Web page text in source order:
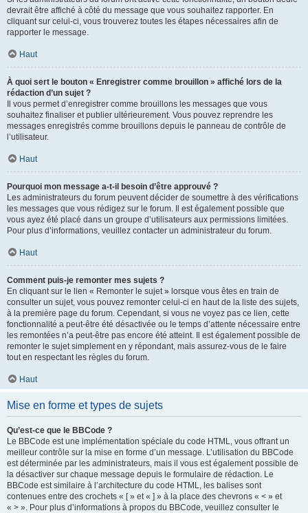
devrait être affiché à côté du message que vous souhaitez rapporter. En
cliquant sur celui-ci, vous trouverez toutes les étapes nécessaires afin de
rapporter le message.
Haut
À quoi sert le bouton « Enregistrer comme brouillon » affiché lors de la
rédaction d’un sujet ?
Il vous permet d’enregistrer comme brouillons les messages que vous
souhaitez finaliser et publier ultérieurement. Vous pouvez reprendre les
messages enregistrés comme brouillons depuis le panneau de contrôle de
l’utilisateur.
Haut
Pourquoi mon message a-t-il besoin d’être approuvé ?
Les administrateurs du forum peuvent décider de soumettre à des vérifications
les messages que vous rédigez sur le forum. Il est également possible que
vous ayez été placé dans un groupe d’utilisateurs aux permissions limitées.
Pour plus d’informations, veuillez contacter un administrateur du forum.
Haut
Comment puis-je remonter mes sujets ?
En cliquant sur le lien « Remonter le sujet » lorsque vous êtes en train de
consulter un sujet, vous pouvez remonter celui-ci en haut de la liste des sujets,
à la première page du forum. Cependant, si vous ne voyez pas ce lien, cette
fonctionnalité a peut-être été désactivée ou le temps d’attente nécessaire entre
les remontées n’a peut-être pas encore été atteint. Il est également possible de
remonter le sujet simplement en y répondant, mais assurez-vous de le faire
tout en respectant les règles du forum.
Haut
Mise en forme et types de sujets
Qu’est-ce que le BBCode ?
Le BBCode est une implémentation spéciale du code HTML, vous offrant un
meilleur contrôle sur la mise en forme d’un message. L’utilisation du BBCode
est déterminée par les administrateurs, mais il vous est également possible de
la désactiver sur chaque message depuis le formulaire de rédaction. Le
BBCode est similaire à l’architecture du code HTML, les balises sont
contenues entre des crochets « [ » et « ] » à la place des chevrons « < » et
« > ». Pour plus d’informations à propos du BBCode, veuillez consulter le